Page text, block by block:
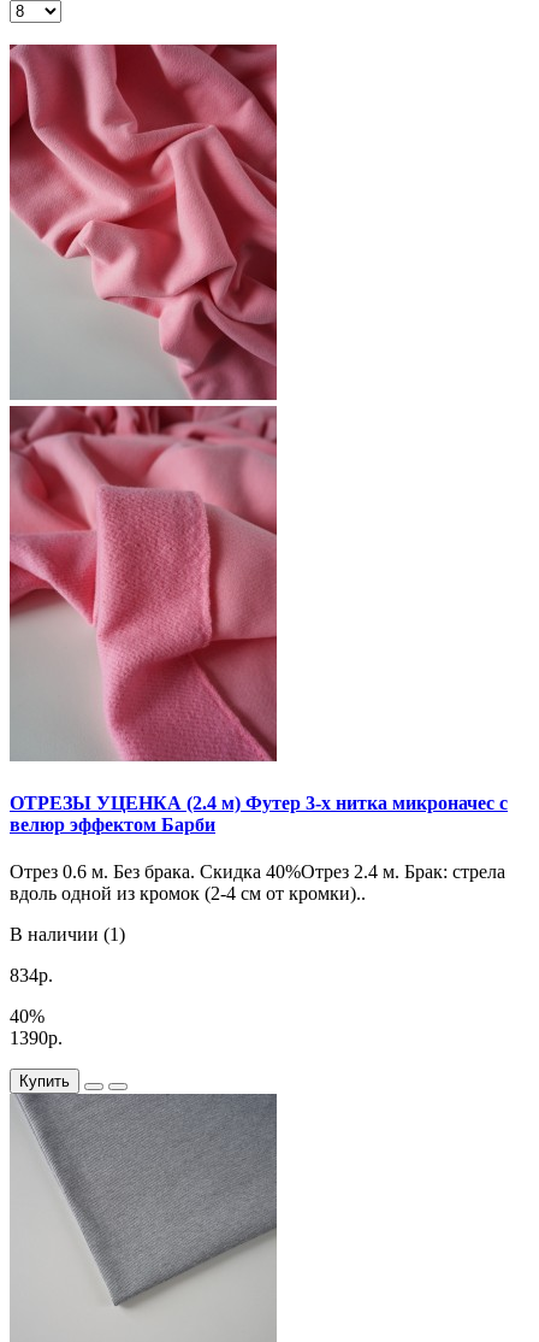
ОТРЕЗЫ УЦЕНКА (2.4 м) Футер 3-х нитка микроначес с
велюр эффектом Барби
Отрез 0.6 м. Без брака. Скидка 40%Отрез 2.4 м. Брак: стрела
вдоль одной из кромок (2-4 см от кромки)..
В наличии (1)
834р.
40%
1390р.
Купить